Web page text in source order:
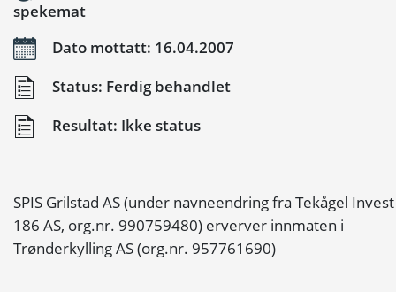
spekemat
Dato mottatt: 16.04.2007
Status: Ferdig behandlet
Resultat: Ikke status
SPIS Grilstad AS (under navneendring fra Tekågel Invest
186 AS, org.nr. 990759480) erverver innmaten i
Trønderkylling AS (org.nr. 957761690)